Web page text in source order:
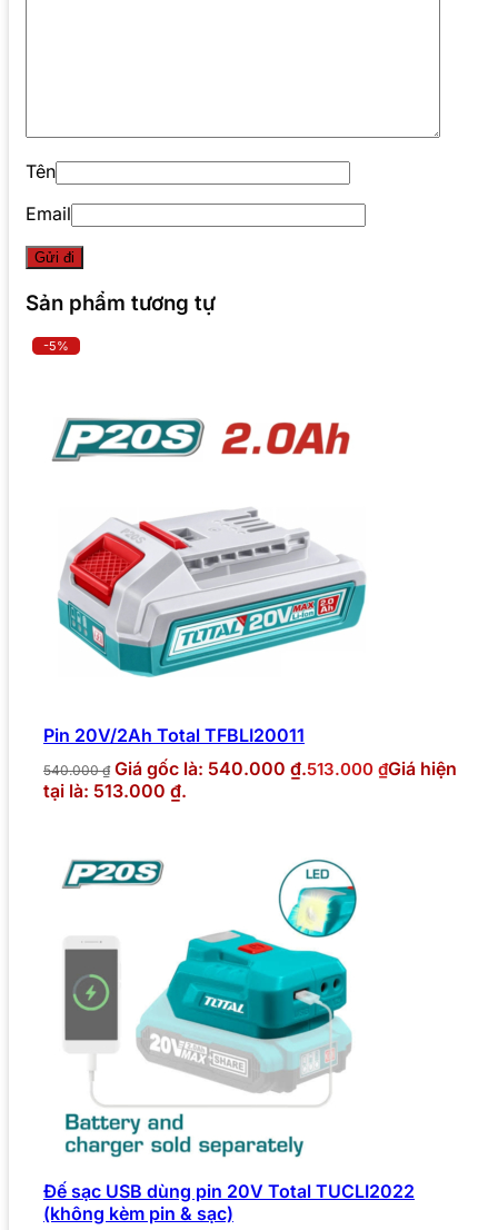
Tên
Email
Sản phẩm tương tự
-5%
Pin 20V/2Ah Total TFBLI20011
540.000₫ Giá gốc là: 540.000 ₫.513.000 ₫Giá hiện
tại là: 513.000 ₫.
Đế sạc USB dùng pin 20V Total TUCLI2022
(không kèm pin & sạc)